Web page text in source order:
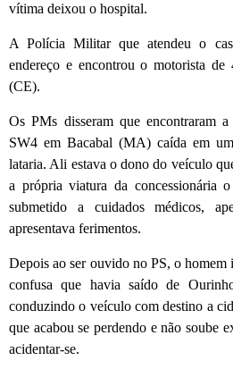
vítima deixou o hospital.
A Polícia Militar que atendeu o
endereço e encontrou o motorista
(CE).
Os PMs disseram que encontraram
SW4 em Bacabal (MA) caída em
lataria. Ali estava o dono do veículo
a própria viatura da concessionária
submetido a cuidados médicos,
apresentava ferimentos.
Depois ao ser ouvido no PS, o homem
confusa que havia saído de
conduzindo o veículo com destino a
que acabou se perdendo e não soube
acidentar-se.